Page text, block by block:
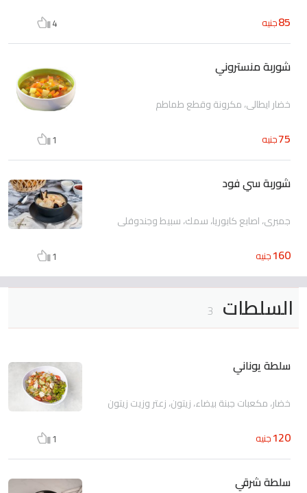
85جنيه 4
شوربة منستروني
خضار ايطالى، مكرونة وقطع طماطم
75جنيه 1
شوربة سي فود
جمبري، اصابع كابوريا، سمك، سبيط وجندوفلى
160جنيه 1
السلطات 3
سلطة يوناني
خضار، مكعبات جبنة بيضاء، زيتون، زعتر وزيت زيتون
120جنيه 1
سلطة شرقي